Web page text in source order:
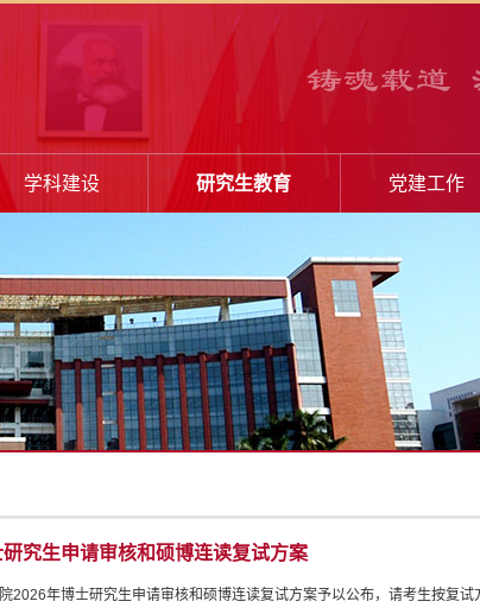
学科建设 研究生教育 党建工作
究生申请审核和硕博连读复试方案
2026年博士研究生申请审核和硕博连读复试方案予以公布，请考生按复